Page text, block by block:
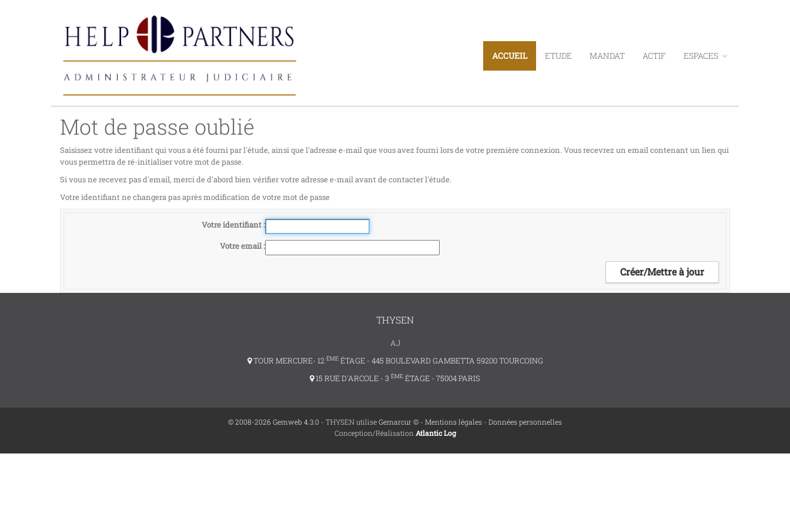
ACCUEIL ETUDE MANDAT ACTIF ESPACES
Mot de passe oublié
Saisissez votre identifiant qui vous a été fourni par l'étude, ainsi que l'adresse e-mail que vous avez fourni lors de votre première connexion. Vous recevrez un email contenant un lien qui
vous permettra de ré-initialiser votre mot de passe.
Si vous ne recevez pas d'email, merci de d'abord bien vérifier votre adresse e-mail avant de contacter l'étude.
Votre identifiant ne changera pas après modification de votre mot de passe
Votre identifiant
Votre email
THYSEN
AJ
TOUR MERCURE- 12 ÈMEÉTAGE - 445 BOULEVARD GAMBETTA 59200 TOURCOING
15 RUE D'ARCOLE - 3 ÈME ÉTAGE - 75004 PARIS
© 2008-2026 Gemweb 4.3.0 - THYSEN utiliseGemarcur © - Mentions légales - Données personnelles
Conception/Réalisation Atlantic Log